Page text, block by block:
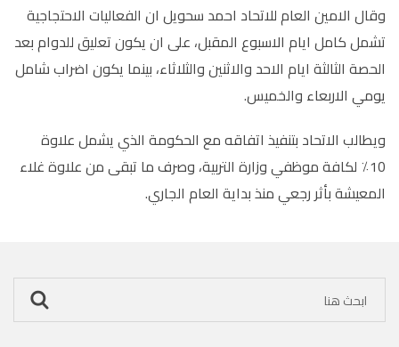
وقال الامين العام للاتحاد احمد سحويل ان الفعاليات الاحتجاجية
تشمل كامل ايام الاسبوع المقبل، على ان يكون تعليق للدوام بعد
الحصة الثالثة ايام الاحد والاثنين والثلاثاء، بينما يكون اضراب شامل
يومي الاربعاء والخميس.
ويطالب الاتحاد بتنفيذ اتفاقه مع الحكومة الذي يشمل علاوة
10٪ لكافة موظفي وزارة التربية، وصرف ما تبقى من علاوة غلاء
المعيشة بأثر رجعي منذ بداية العام الجاري.